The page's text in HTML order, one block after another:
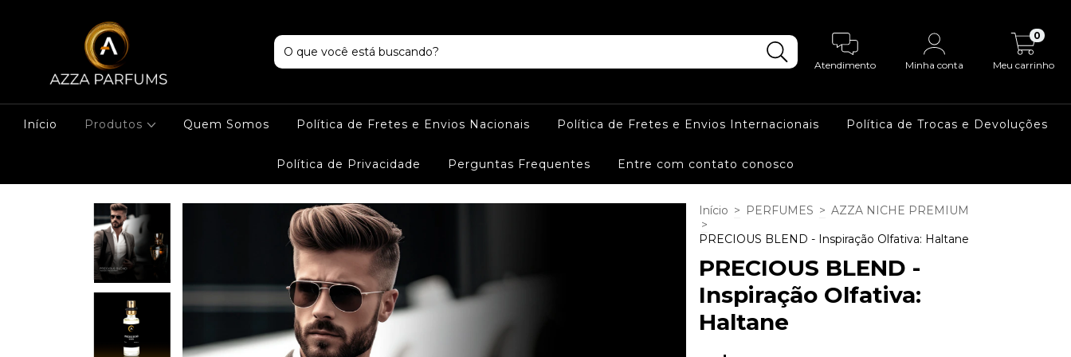
Atendimento Minha conta Meu carrinho
0
Início Produtos Quem Somos Política de Fretes e Envios Nacionais Política de Fretes e Envios Internacionais Política de Trocas e Devoluções
Política de Privacidade Perguntas Frequentes Entre com contato conosco
Início > PERFUMES > AZZA NICHE PREMIUM
>
PRECIOUS BLEND - Inspiração Olfativa: Haltane
PRECIOUS BLEND -
Inspiração Olfativa:
Haltane